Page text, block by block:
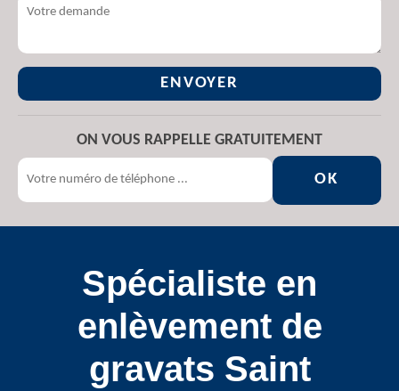
ON VOUS RAPPELLE GRATUITEMENT
Spécialiste en
enlèvement de
gravats Saint